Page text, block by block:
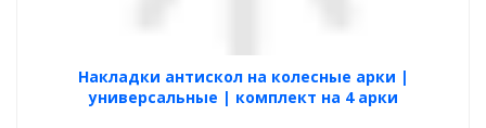
Накладки антискол на колесные арки |
универсальные | комплект на 4 арки